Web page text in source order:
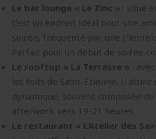
Le bar lounge « Le Zinc » : situé
c’est un endroit idéal pour une
soirée, fréquenté par une
Parfait pour un début de soirée
Le rooftop « La Terrasse » :
les toits de Saint-Étienne, il attire
dynamique, souvent composée
afterwork vers 19-21 heures.
Le restaurant « L’Atelier des